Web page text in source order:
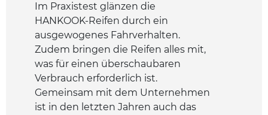
Im Praxistest glänzen die
HANKOOK-Reifen durch ein
ausgewogenes Fahrverhalten.
Zudem bringen die Reifen alles mit,
was für einen überschaubaren
Verbrauch erforderlich ist.
Gemeinsam mit dem Unternehmen
ist in den letzten Jahren auch das